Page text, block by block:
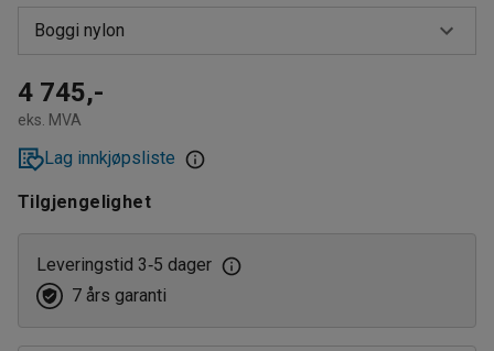
Boggi nylon
Boggi nylon
Singel nylon
4 745,-
eks. MVA
Lag innkjøpsliste
Tilgjengelighet
Leveringstid 3‑5 dager
7 års garanti